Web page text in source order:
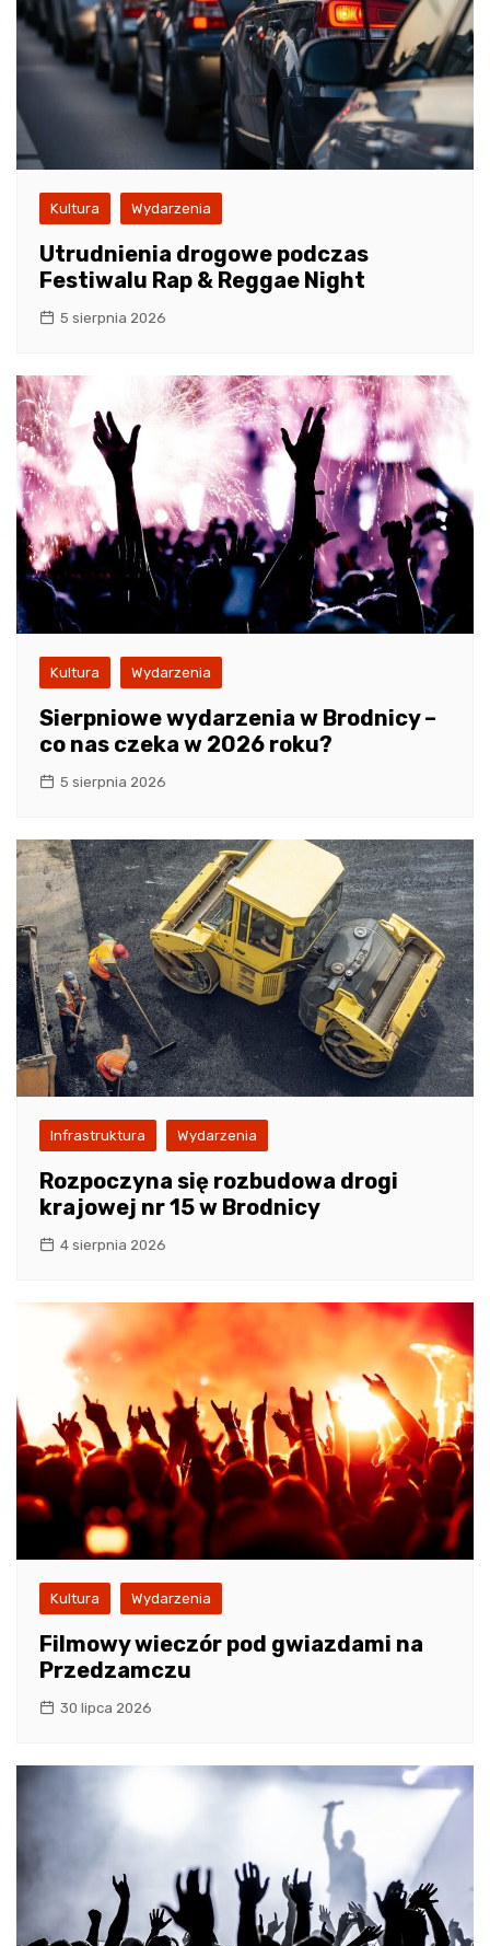
Kultura Wydarzenia
Utrudnienia drogowe podczas
Festiwalu Rap & Reggae Night
5 sierpnia 2026
Kultura Wydarzenia
Sierpniowe wydarzenia w Brodnicy –
co nas czeka w 2026 roku?
5 sierpnia 2026
Infrastruktura Wydarzenia
Rozpoczyna się rozbudowa drogi
krajowej nr 15 w Brodnicy
4 sierpnia 2026
Kultura Wydarzenia
Filmowy wieczór pod gwiazdami na
Przedzamczu
30 lipca 2026